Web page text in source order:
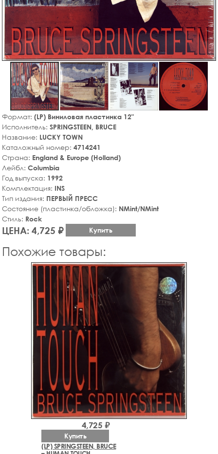
Формат: (LP) Виниловая пластинка 12"
Исполнитель: SPRINGSTEEN, BRUCE
Название: LUCKY TOWN
Каталожный номер: 4714241
Страна: England & Europe (Holland)
Лейбл: Columbia
Год выпуска: 1992
Комплектация: INS
Тип издания: ПЕРВЫЙ ПРЕСС
Состояние (пластинка/обложка): NMint/NMint
Стиль: Rock
ЦЕНА: 4,725 ₽ Купить
Похожие товары:
(LP) SPRINGSTEEN, BRUCE
4,725 ₽
Купить